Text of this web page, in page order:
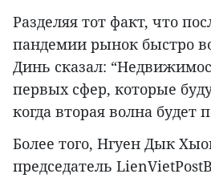
Разделяя тот факт, что
пандемии рынок быстро
Динь сказал:
первых сфер, которые
когда вторая волна будет
Более того, Нгуен Дык
председатель